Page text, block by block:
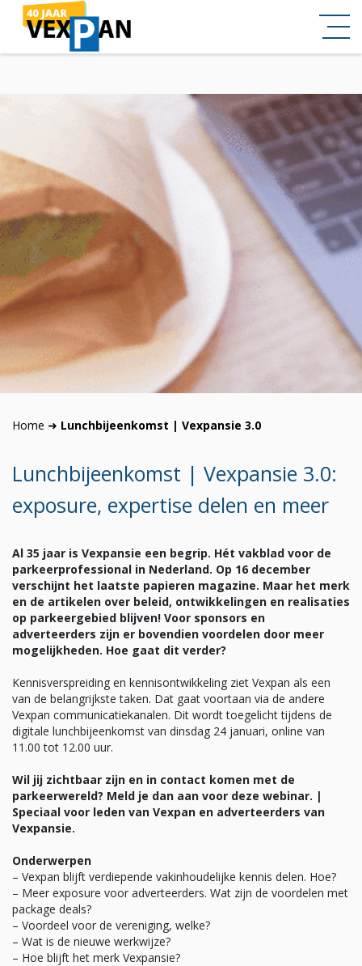
Home ➜ Lunchbijeenkomst | Vexpansie 3.0
Lunchbijeenkomst | Vexpansie 3.0:
exposure, expertise delen en meer
Al 35 jaar is Vexpansie een begrip. Hét vakblad voor de
parkeerprofessional in Nederland. Op 16 december
verschijnt het laatste papieren magazine. Maar het merk
en de artikelen over beleid, ontwikkelingen en realisaties
op parkeergebied blijven! Voor sponsors en
adverteerders zijn er bovendien voordelen door meer
mogelijkheden. Hoe gaat dit verder?
Kennisverspreiding en kennisontwikkeling ziet Vexpan als een
van de belangrijkste taken. Dat gaat voortaan via de andere
Vexpan communicatiekanalen. Dit wordt toegelicht tijdens de
digitale lunchbijeenkomst van dinsdag 24 januari, online van
11.00 tot 12.00 uur.
Wil jij zichtbaar zijn en in contact komen met de
parkeerwereld? Meld je dan aan voor deze webinar. |
Speciaal voor leden van Vexpan en adverteerders van
Vexpansie.
Onderwerpen
– Vexpan blijft verdiepende vakinhoudelijke kennis delen. Hoe?
– Meer exposure voor adverteerders. Wat zijn de voordelen met
package deals?
– Voordeel voor de vereniging, welke?
– Wat is de nieuwe werkwijze?
– Hoe blijft het merk Vexpansie?